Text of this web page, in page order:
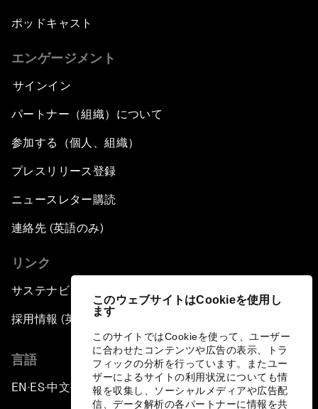
このウェブサイトはCookieを使用し
ます
このサイトではCookieを使って、ユーザー
に合わせたコンテンツや広告の表示、トラ
フィックの分析を行っています。またユー
ザーによるサイトの利用状況についても情
報を収集し、ソーシャルメディアや広告配
信、データ解析の各パートナーに情報を共
ポッドキャスト
エンゲージメント
サインイン
パートナー（組織）について
参加する（個人、組織）
プレスリリース登録
ニュースレター購読
連絡先 (英語のみ)
リンク
サステナビリティへの取り組み
採用情報 (英語のみ)
言語
EN ▪ES▪中文▪ 日本語